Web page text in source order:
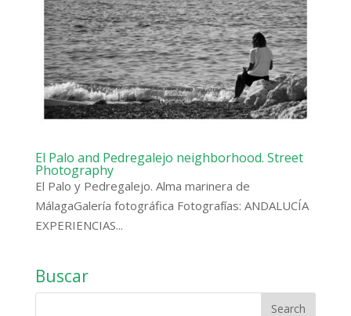
El Palo and Pedregalejo neighborhood. Street
Photography
El Palo y Pedregalejo. Alma marinera de
MálagaGalería fotográfica Fotografías: ANDALUCÍA
EXPERIENCIAS...
Buscar